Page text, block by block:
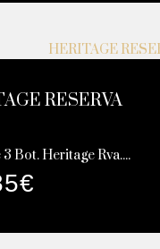
RESERVA
Bot. Heritage Rva....
€